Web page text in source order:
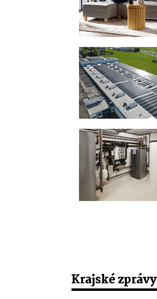
Krajské zprávy